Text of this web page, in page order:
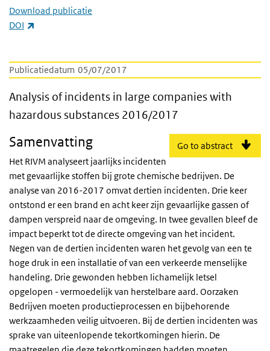
Publicatiedatum 05/07/2017
Analysis of incidents in large companies
Analysis of incidents in large companies with
hazardous substances 2016/2017
Go to abstract
Samenvatting
Het RIVM analyseert jaarlijks incidenten
met gevaarlijke stoffen bij grote chemische bedrijven. De
analyse van 2016-2017 omvat dertien incidenten. Drie keer
ontstond er een brand en acht keer zijn gevaarlijke gassen of
dampen verspreid naar de omgeving. In twee gevallen bleef de
impact beperkt tot de directe omgeving van het incident.
Negen van de dertien incidenten waren het gevolg van een te
hoge druk in een installatie of van een verkeerde menselijke
handeling. Drie gewonden hebben lichamelijk letsel
opgelopen - vermoedelijk van herstelbare aard. Oorzaken
Bedrijven moeten productieprocessen en bijbehorende
werkzaamheden veilig uitvoeren. Bij de dertien incidenten was
sprake van uiteenlopende tekortkomingen hierin. De
Download publicatie
DOI